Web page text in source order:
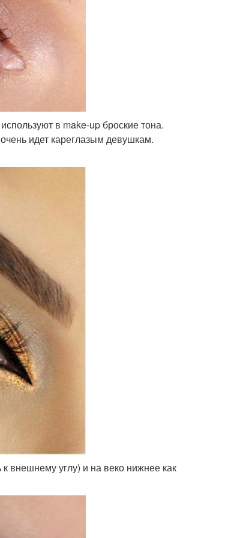
в make-up броские тона.
идет кареглазым девушкам.
внешнему углу) и на веко нижнее как